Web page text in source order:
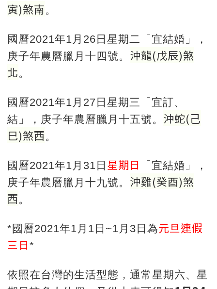
寅)煞南。
國曆2021年1月26日星期二「宜結婚」，
庚子年農曆臘月十四號。 沖龍(戊辰)煞
北。
國曆2021年1月27日星期三「宜訂、
結」，庚子年農曆臘月十五號。 沖蛇(己
巳)煞西。
國曆2021年1月31日 星期日
「宜結婚」，
庚子年農曆臘月十九號。 沖雞(癸酉)煞
西。
*國曆2021年1月1日~1月3日為元旦連假
三日 *
依照在台灣的生活型態，通常星期六、星